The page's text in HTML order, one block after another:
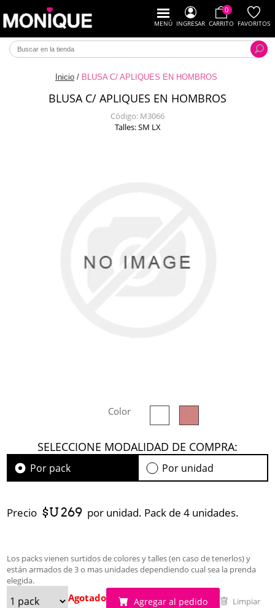
MENÚ INGRESAR
0
CARRITO FAVORITOS
Inicio / BLUSA C/ APLIQUES EN HOMBROS
BLUSA C/ APLIQUES EN HOMBROS
Código: M3066
Talles: SM LX
Color
SELECCIONE MODALIDAD DE COMPRA:
Por pack Por unidad
Precio $U 269 por unidad. Pack de 4 unidades.
Los packs vienen surtidos de colores y talles (en caso de tenerlos) y
están armados de 3 o mas unidades dependiendo cual sea la prenda
elegida.
Agotado Agregar al pedido Limpiar